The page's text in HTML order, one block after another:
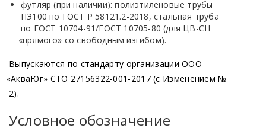
Цокольный ввод
футляр (при наличии): полиэтиленовые трубы
ПЭ100 по ГОСТ Р 58121.2-2018, стальная труба
по ГОСТ 10704-91/ГОСТ 10705-80 (для ЦВ-СН
«прямого» со свободным изгибом).
Выпускаются по стандарту организации ООО
«АкваЮг» СТО 27156322-001-2017 (с Изменением №
2).
Условное обозначение